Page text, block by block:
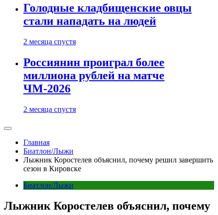
Голодные кладбищенские овцы
стали нападать на людей
2 месяца спустя
Россиянин проиграл более
миллиона рублей на матче
ЧМ-2026
2 месяца спустя
Главная
Биатлон/Лыжи
Лыжник Коростелев объяснил, почему решил завершить
сезон в Кировске
Биатлон/Лыжи
Лыжник Коростелев объяснил, почему